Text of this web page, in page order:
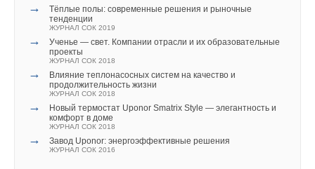
→
Тёплые полы: современные решения и рыночные
тенденции
ЖУРНАЛ СОК 2019
→
Ученье — свет. Компании отрасли и их образовательные
проекты
ЖУРНАЛ СОК 2018
→
Влияние теплонасосных систем на качество и
продолжительность жизни
ЖУРНАЛ СОК 2018
→
Новый термостат Uponor Smatrix Style — элегантность и
комфорт в доме
ЖУРНАЛ СОК 2018
→ Завод Uponor: энергоэффективные решения
ЖУРНАЛ СОК 2016
Ваш E-mail *
. Централизованное управление всей установкой
отопления.
. Возможность беспроблемного комбинирования с
низкотемпературным инженерным оборудованием
здания.
. Отсутствие завихрений воздуха и пыли,
минимальная концентрация вредных веществ.